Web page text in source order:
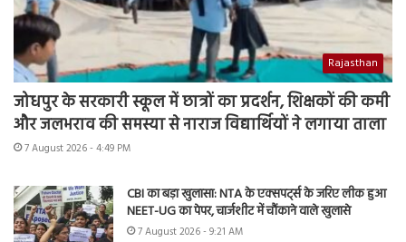
Rajasthan
जोधपुर के सरकारी स्कूल में छात्रों का प्रदर्शन, शिक्षकों की कमी
और जलभराव की समस्या से नाराज विद्यार्थियों ने लगाया ताला
7 August 2026 - 4:49 PM
CBI का बड़ा खुलासा: NTA के एक्सपर्ट्स के जरिए लीक हुआ
NEET-UG का पेपर, चार्जशीट में चौंकाने वाले खुलासे
7 August 2026 - 9:21 AM